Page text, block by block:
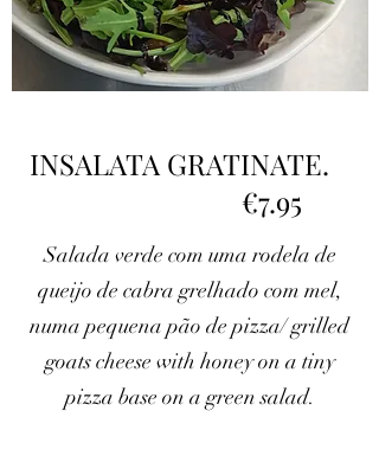
INSALATA GRATINATE.
€7.95
Salada verde com uma rodela de
queijo de cabra grelhado com mel,
numa pequena pão de pizza/ grilled
goats cheese with honey on a tiny
pizza base on a green salad.